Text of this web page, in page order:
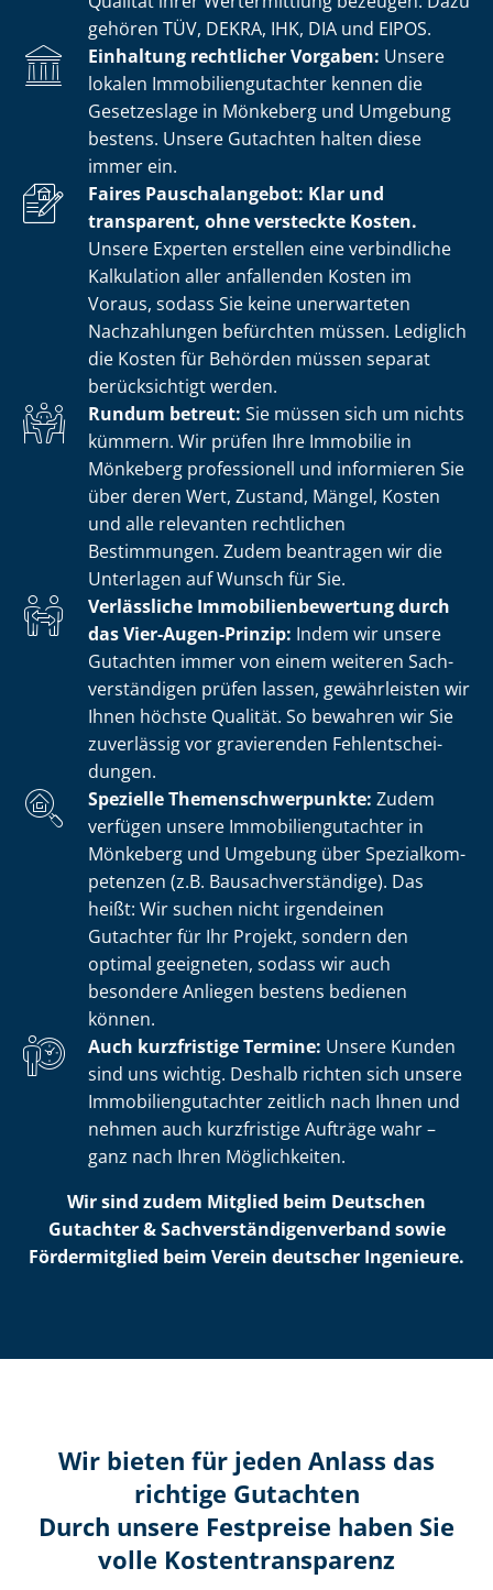
gehören TÜV, DEKRA, IHK, DIA und EIPOS.
Einhaltung rechtlicher Vorgaben: Unsere
lokalen Im­mo­bi­li­en­gut­ach­ter kennen die
Gesetzeslage in Mönkeberg und Umgebung
bestens. Unsere Gutachten halten diese
immer ein.
Faires Pauschalangebot: Klar und
transparent, ohne versteckte Kosten.
Unsere Experten erstellen eine verbindliche
Kalkulation aller anfallenden Kosten im
Voraus, sodass Sie keine unerwarteten
Nachzahlungen befürchten müssen. Lediglich
die Kosten für Behörden müssen separat
berücksichtigt werden.
Rundum betreut: Sie müssen sich um nichts
kümmern. Wir prüfen Ihre Immobilie in
Mönkeberg professionell und informieren Sie
über deren Wert, Zustand, Mängel, Kosten
und alle relevanten rechtlichen
Bestimmungen. Zudem beantragen wir die
Unterlagen auf Wunsch für Sie.
Verlässliche Im­mo­bi­li­en­be­wer­tung durch
das Vier-Augen-Prinzip: Indem wir unsere
Gutachten immer von einem weiteren Sach­
ver­stän­di­gen prüfen lassen, gewährleisten wir
Ihnen höchste Qualität. So bewahren wir Sie
zuverlässig vor gravierenden Fehl­ent­schei­
dun­gen.
Spezielle The­men­schwer­punk­te: Zudem
verfügen unsere Im­mo­bi­li­en­gut­ach­ter in
Mönkeberg und Umgebung über Spe­zi­al­kom­
pe­ten­zen (z.B. Bau­sach­ver­stän­di­ge). Das
heißt: Wir suchen nicht irgendeinen
Gutachter für Ihr Projekt, sondern den
optimal geeigneten, sodass wir auch
besondere Anliegen bestens bedienen
können.
Auch kurzfristige Termine: Unsere Kunden
sind uns wichtig. Deshalb richten sich unsere
Im­mo­bi­li­en­gut­ach­ter zeitlich nach Ihnen und
nehmen auch kurzfristige Aufträge wahr –
ganz nach Ihren Möglichkeiten.
Wir sind zudem Mitglied beim Deutschen
Gutachter & Sach­ver­stän­di­gen­ver­band sowie
Fördermitglied beim Verein deutscher Ingenieure.
Wir bieten für jeden Anlass das
richtige Gutachten
Durch unsere Festpreise haben Sie
volle Kosten­transparenz